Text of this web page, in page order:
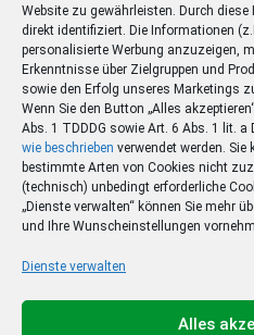
Website zu gewährleisten. Durch
direkt identifiziert. Die Informationen
personalisierte Werbung anzuzeigen,
Erkenntnisse über Zielgruppen und
sowie den Erfolg unseres Marketings
Wenn Sie den Button „Alles
Abs. 1 TDDDG sowie Art. 6 Abs. 1 lit.
wie beschrieben verwendet werden. Sie
bestimmte Arten von Cookies nicht
(technisch) unbedingt erforderliche
„Dienste verwalten“ können Sie mehr
und Ihre Wunscheinstellungen
Dienste verwalten
Alles
Ihr Sommer
Ihr